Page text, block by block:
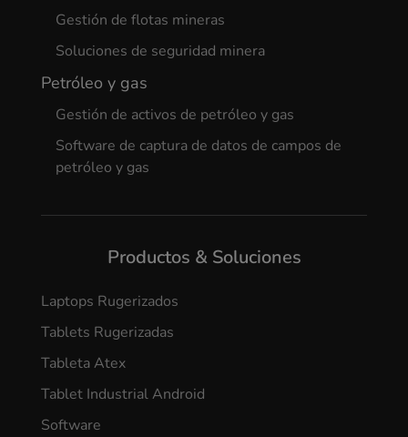
Gestión de flotas mineras
Soluciones de seguridad minera
Petróleo y gas
Gestión de activos de petróleo y gas
Software de captura de datos de campos de
petróleo y gas
Productos & Soluciones
Laptops Rugerizados
Tablets Rugerizadas
Tableta Atex
Tablet Industrial Android
Software